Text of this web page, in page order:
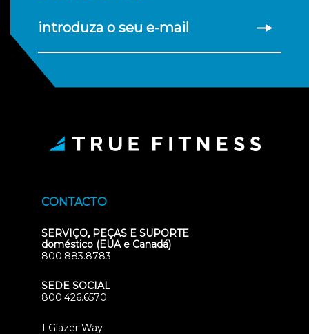
introduza o seu e-mail
CONTACTO
SERVIÇO, PEÇAS E SUPORTE
doméstico (EUA e Canadá)
800.883.8783
SEDE SOCIAL
800.426.6570
1 Glazer Way